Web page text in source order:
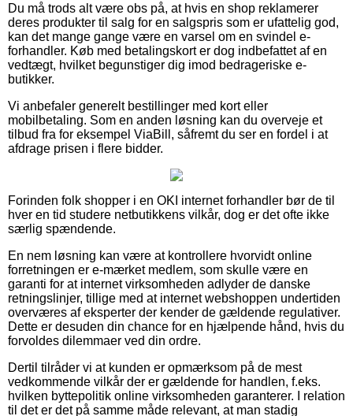
Du må trods alt være obs på, at hvis en shop reklamerer
deres produkter til salg for en salgspris som er ufattelig god,
kan det mange gange være en varsel om en svindel e-
forhandler. Køb med betalingskort er dog indbefattet af en
vedtægt, hvilket begunstiger dig imod bedrageriske e-
butikker.
Vi anbefaler generelt bestillinger med kort eller
mobilbetaling. Som en anden løsning kan du overveje et
tilbud fra for eksempel ViaBill, såfremt du ser en fordel i at
afdrage prisen i flere bidder.
Forinden folk shopper i en OKI internet forhandler bør de til
hver en tid studere netbutikkens vilkår, dog er det ofte ikke
særlig spændende.
En nem løsning kan være at kontrollere hvorvidt online
forretningen er e-mærket medlem, som skulle være en
garanti for at internet virksomheden adlyder de danske
retningslinjer, tillige med at internet webshoppen undertiden
overværes af eksperter der kender de gældende regulativer.
Dette er desuden din chance for en hjælpende hånd, hvis du
forvoldes dilemmaer ved din ordre.
Dertil tilråder vi at kunden er opmærksom på de mest
vedkommende vilkår der er gældende for handlen, f.eks.
hvilken byttepolitik online virksomheden garanterer. I relation
til det er det på samme måde relevant, at man stadig